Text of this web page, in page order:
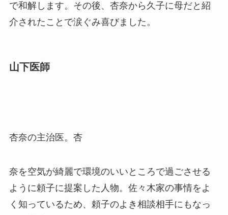
で和解します。その後、杏奈から久子に母だと紹
介されたことで涙ぐみ喜びました。
山下医師
杏奈の主治医。杏
奈を空気が綺麗で環境のいいところで過ごさせる
ように頼子に提案した人物。佐々木家の事情をよ
く知っているため、頼子のよき相談相手にもなっ